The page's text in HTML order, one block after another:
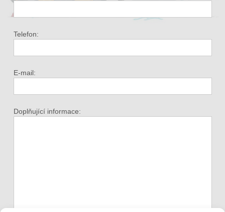
Telefon:
E-mail:
Doplňující informace: